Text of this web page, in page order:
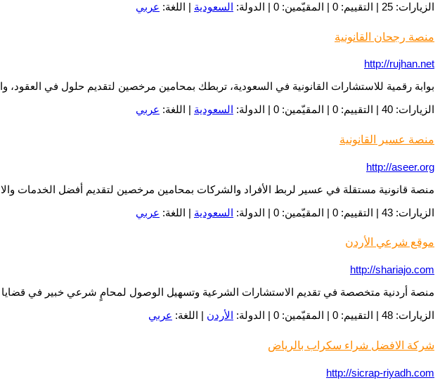
الزيارات: 25 | التقييم: 0 | المقيّمين: 0 | الدولة:
السعودية | اللغة: عربي
منصة رجحان القانونية
http://rujhan.net
بوابة رقمية للاستشارات القانونية في السعودية، تربطك بمحامين مرخصين لتقديم حلول في العقود،
الزيارات: 40 | التقييم: 0 | المقيّمين: 0 | الدولة:
السعودية | اللغة: عربي
منصة عسير القانونية
http://aseer.org
منصة قانونية مستقلة في عسير لربط الأفراد والشركات بمحامين مرخصين لتقديم أفضل الخدمات
الزيارات: 43 | التقييم: 0 | المقيّمين: 0 | الدولة:
السعودية | اللغة: عربي
موقع شرعي الأردن
http://shariajo.com
منصة أردنية متخصصة في تقديم الاستشارات الشرعية وتسهيل الوصول لمحامٍ شرعي خبير في قضايا
الزيارات: 48 | التقييم: 0 | المقيّمين: 0 | الدولة:
الأردن | اللغة: عربي
شركة الافضل شراء سكراب بالرياض
http://sicrap-riyadh.com